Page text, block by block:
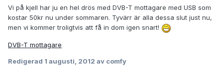
Vi på kjell har ju en hel drös med DVB-T mottagare med USB som
kostar 50kr nu under sommaren. Tyvärr är alla dessa slut just nu,
men vi kommer troligtvis att få in dom igen snart!
DVB-T mottagare
Redigerad 1 augusti, 2012 av comfy